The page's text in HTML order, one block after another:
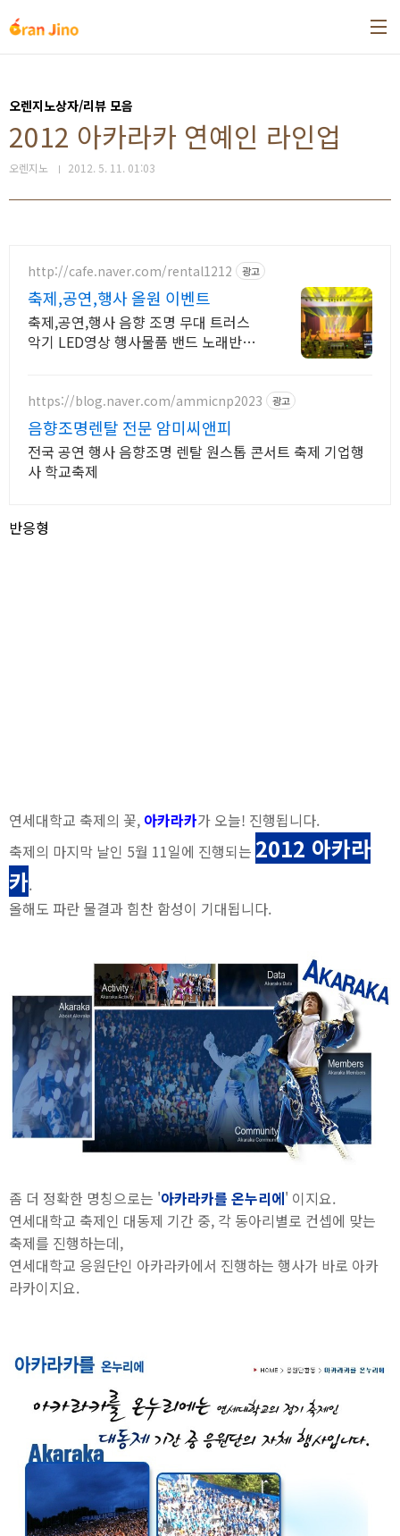
오렌지노상자/리뷰 모음
2012 아카라카 연예인 라인업
오렌지노 2012. 5. 11. 01:03
http://cafe.naver.com/rental1212 광고
축제,공연,행사 올원 이벤트
축제,공연,행사 음향 조명 무대 트러스
악기 LED영상 행사물품 밴드 노래반주
https://blog.naver.com/ammicnp2023 광고
음향조명렌탈 전문 암미씨앤피
전국 공연 행사 음향조명 렌탈 원스톱 콘서트 축제 기업행
사 학교축제
반응형
연세대학교 축제의 꽃, 아카라카가 오늘! 진행됩니다.
축제의 마지막 날인 5월 11일에 진행되는 2012 아카라
카.
올해도 파란 물결과 힘찬 함성이 기대됩니다.
좀 더 정확한 명칭으로는 '아카라카를 온누리에' 이지요.
연세대학교 축제인 대동제 기간 중, 각 동아리별로 컨셉에 맞는
축제를 진행하는데,
연세대학교 응원단인 아카라카에서 진행하는 행사가 바로 아카
라카이지요.